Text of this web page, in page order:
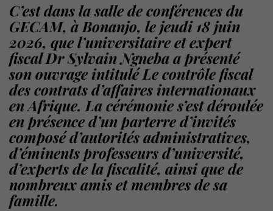
C’est dans la salle de conférences du
GECAM, à Bonanjo, le jeudi 18 juin
2026, que l’universitaire et expert
fiscal Dr Sylvain Ngneba a présenté
son ouvrage intitulé Le contrôle fiscal
des contrats d’affaires internationaux
en Afrique. La cérémonie s’est déroulée
en présence d’un parterre d’invités
composé d’autorités administratives,
d’éminents professeurs d’université,
d’experts de la fiscalité, ainsi que de
nombreux amis et membres de sa
famille.